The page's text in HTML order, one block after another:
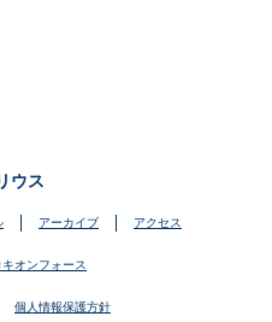
ウス
アーカイブ アクセス
キオンフォース
個人情報保護方針